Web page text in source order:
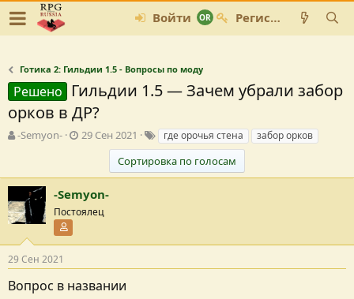
Войти Регистрация
Готика 2: Гильдии 1.5 - Вопросы по моду
Решено
Гильдии 1.5 — Зачем убрали забор
орков в ДР?
А
о
р
т
е
ы
-Semyon-
Д
а
с
о
з
а
я
29 Сен 2021
Т
е
г
и
где орочья стена забор орков
Сортировка по голосам
-Semyon-
Постоялец
29 Сен 2021
Вопрос в названии